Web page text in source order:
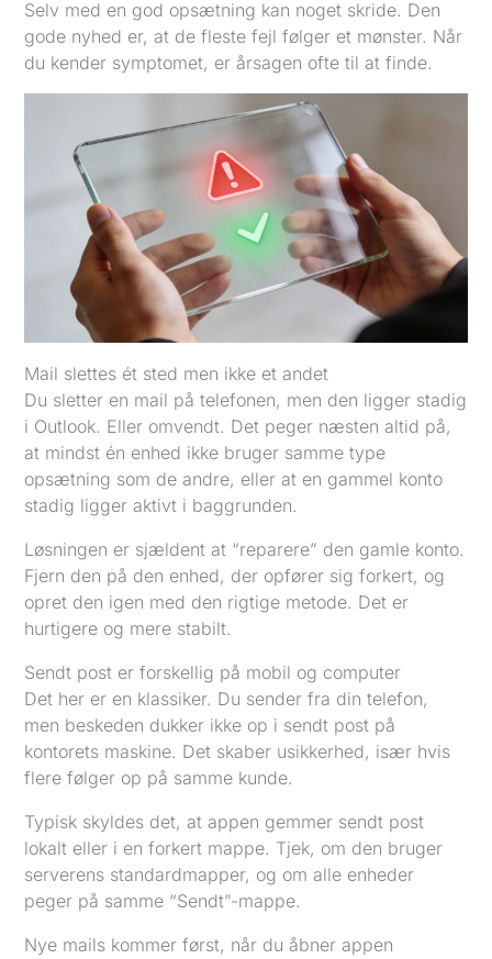
Selv med en god opsætning kan noget skride. Den
gode nyhed er, at de fleste fejl følger et mønster. Når
du kender symptomet, er årsagen ofte til at finde.
Mail slettes ét sted men ikke et andet
Du sletter en mail på telefonen, men den ligger stadig
i Outlook. Eller omvendt. Det peger næsten altid på,
at mindst én enhed ikke bruger samme type
opsætning som de andre, eller at en gammel konto
stadig ligger aktivt i baggrunden.
Løsningen er sjældent at “reparere” den gamle konto.
Fjern den på den enhed, der opfører sig forkert, og
opret den igen med den rigtige metode. Det er
hurtigere og mere stabilt.
Sendt post er forskellig på mobil og computer
Det her er en klassiker. Du sender fra din telefon,
men beskeden dukker ikke op i sendt post på
kontorets maskine. Det skaber usikkerhed, især hvis
flere følger op på samme kunde.
Typisk skyldes det, at appen gemmer sendt post
lokalt eller i en forkert mappe. Tjek, om den bruger
serverens standardmapper, og om alle enheder
peger på samme “Sendt”-mappe.
Nye mails kommer først, når du åbner appen